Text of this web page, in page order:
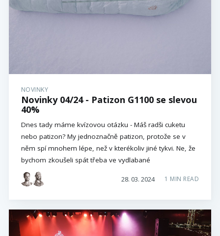
NOVINKY
Novinky 04/24 - Patizon G1100 se slevou
40%
Dnes tady máme kvízovou otázku - Máš radši cuketu
nebo patizon? My jednoznačně patizon, protože se v
něm spí mnohem lépe, než v kterékoliv jiné tykvi. Ne, že
bychom zkoušeli spát třeba ve vydlabané
28. 03. 2024 1 MIN READ